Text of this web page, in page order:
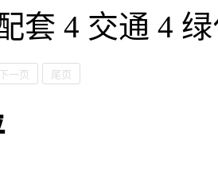
套 4 交通 4
下一页 尾页